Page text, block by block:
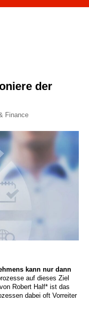
der
Finance
kann nur dann
auf dieses Ziel
Robert Half* ist das
dabei oft Vorreiter